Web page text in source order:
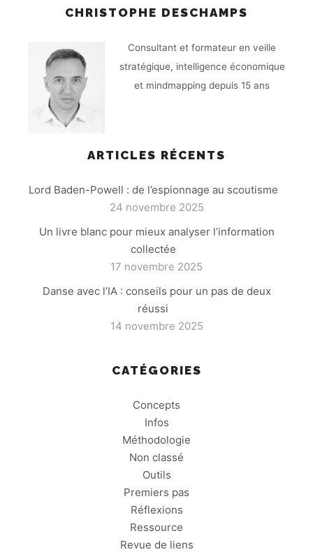
CHRISTOPHE DESCHAMPS
Consultant et formateur en veille
stratégique, intelligence économique
et mindmapping depuis 15 ans
ARTICLES RÉCENTS
Lord Baden-Powell : de l’espionnage au scoutisme
24 novembre 2025
Un livre blanc pour mieux analyser l’information
collectée
17 novembre 2025
Danse avec l’IA : conseils pour un pas de deux
réussi
14 novembre 2025
CATÉGORIES
Concepts
Infos
Méthodologie
Non classé
Outils
Premiers pas
Réflexions
Ressource
Revue de liens